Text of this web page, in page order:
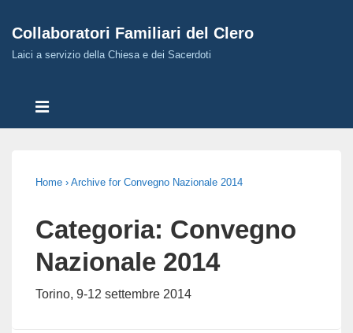
Skip
Content
Collaboratori Familiari del Clero
Laici a servizio della Chiesa e dei Sacerdoti
Menù
Principale
Home › Archive for Convegno Nazionale 2014
Categoria: Convegno
Nazionale 2014
Torino, 9-12 settembre 2014